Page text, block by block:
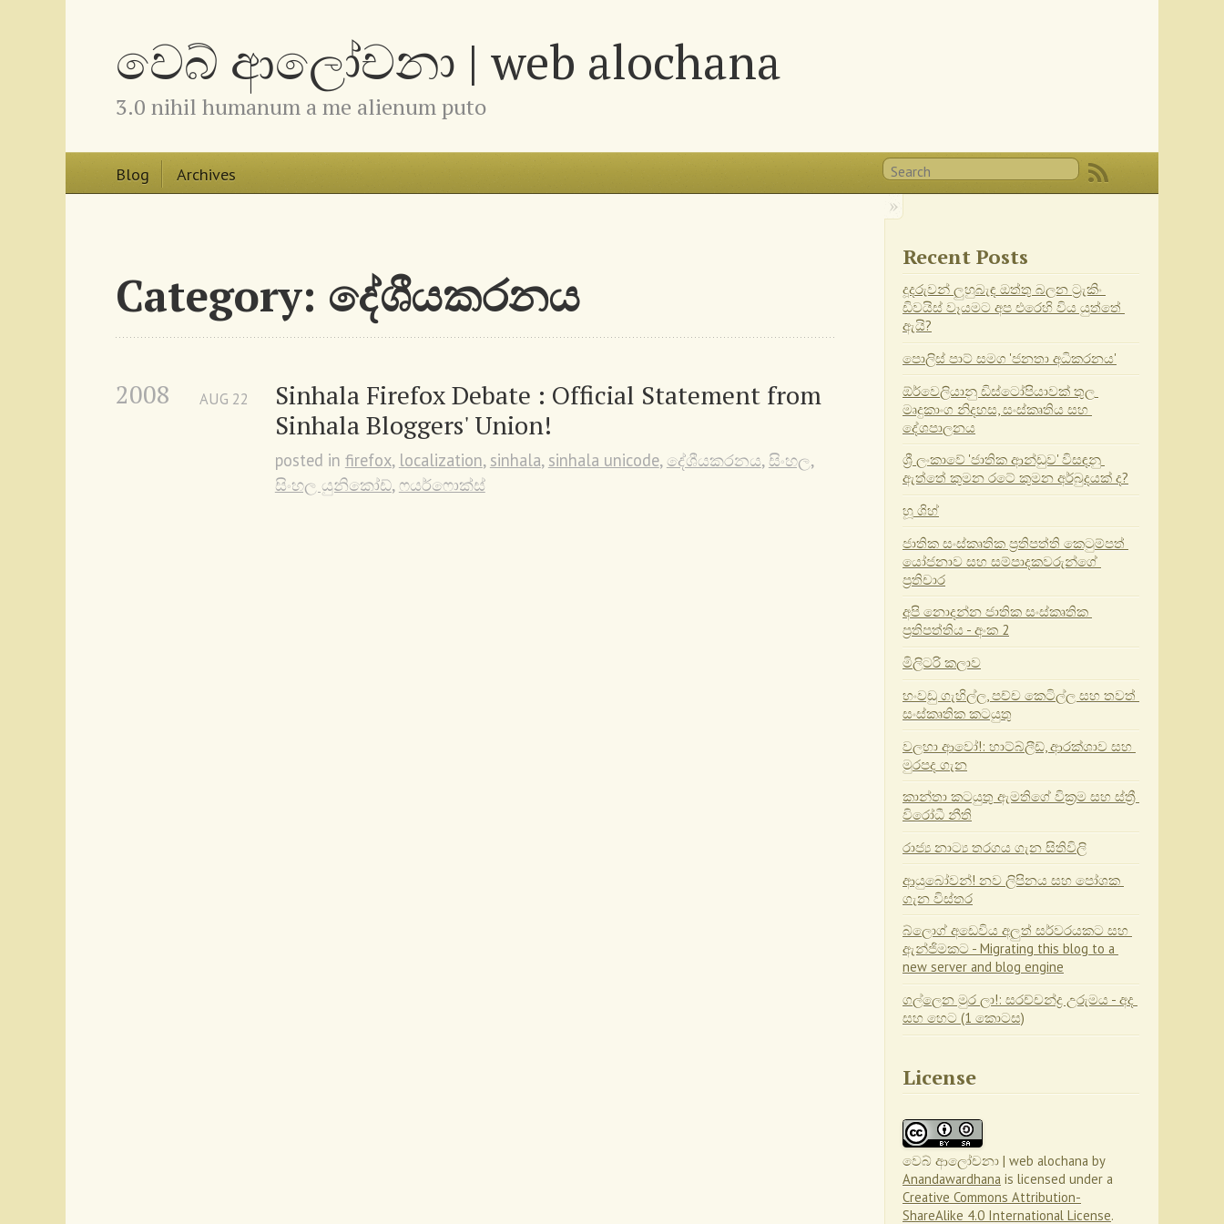
වෙබ් ආලෝචනා | web alochana
3.0 nihil humanum a me alienum puto
Blog Archives
Category: දේශීයකරනය
2008
Sinhala Firefox Debate : Official Statement from
Sinhala Bloggers' Union!
AUG 22
posted in firefox, localization, sinhala, sinhala unicode, දේශීයකරනය, සිංහල,
සිංහල යුනිකෝඩ්, ෆයර්ෆොක්ස්
Recent Posts
දූදරුවන් ලුහුබැඳ ඔත්තු බලන ට්‍රැකිං
ඩිවයිස් වෑයමට අප එරෙහි විය යුත්තේ
ඇයි?
පොලිස් පාට් සමග 'ජනතා අධිකරනය'
ඕර්වෙලියානු ඩිස්ටෝපියාවක් තුල
මෘදුකාංග නිදහස, සංස්කෘතිය සහ
දේශපාලනය
ශ්‍රී ලංකාවේ 'ජාතික ආන්ඩුව' විසඳනු
ඇත්තේ කුමන රටේ කුමන අර්බුදයක් ද?
හූ ශිහ්
ජාතික සංස්කෘතික ප්‍රතිපත්ති කෙටුම්පත්
යෝජනාව සහ සම්පාදකවරුන්ගේ
ප්‍රතිචාර
අපි නොදන්න ජාතික සංස්කෘතික
ප්‍රතිපත්තිය - අංක 2
මිලිටරි කලාව
හංවඩු ගැහිල්ල, පච්ච කෙටිල්ල සහ තවත්
සංස්කෘතික කටයුතු
වලහා ආවෝ!: හාට්බ්ලීඩ්, ආරක්ශාව සහ
මුරපද ගැන
කාන්තා කටයුතු ඇමතිගේ වික්‍රම සහ ස්ත්‍රී
විරෝධී නීති
රාජ්‍ය නාට්‍ය තරගය ගැන සිතිවිලි
ආයුබෝවන්! නව ලිපිනය සහ පෝශක
ගැන විස්තර
බ්ලොග් අඩෙවිය අලුත් සර්වරයකට සහ
ඇන්ජිමකට - Migrating this blog to a
new server and blog engine
ගල්ලෙන මුර ලා!: සරච්චන්ද්‍ර උරුමය - අද
සහ හෙට (1 කොටස)
License
වෙබ් ආලෝචනා | web alochana by
Anandawardhana is licensed under a
Creative Commons Attribution-
ShareAlike 4.0 International License.